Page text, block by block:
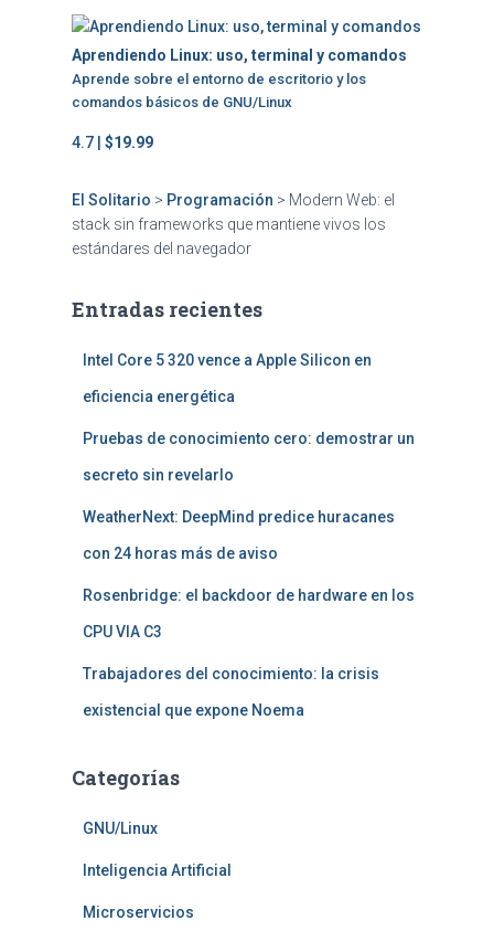
Aprendiendo Linux: uso, terminal y comandos
Aprende sobre el entorno de escritorio y los
comandos básicos de GNU/Linux
4.7 | $19.99
El Solitario > Programación > Modern Web: el
stack sin frameworks que mantiene vivos los
estándares del navegador
Entradas recientes
Intel Core 5 320 vence a Apple Silicon en
eficiencia energética
Pruebas de conocimiento cero: demostrar un
secreto sin revelarlo
WeatherNext: DeepMind predice huracanes
con 24 horas más de aviso
Rosenbridge: el backdoor de hardware en los
CPU VIA C3
Trabajadores del conocimiento: la crisis
existencial que expone Noema
Categorías
GNU/Linux
Inteligencia Artificial
Microservicios